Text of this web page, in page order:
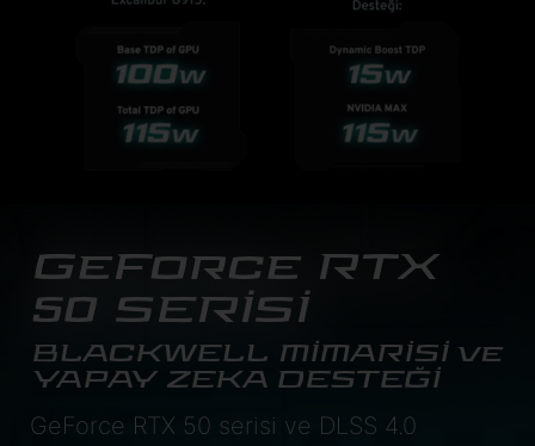
GeForce RTX
50 SERİSİ
BLACKWELL MİMARİSİ ve
YAPAY ZEKA DESTEĞİ
GeForce RTX 50 serisi ve DLSS 4.0